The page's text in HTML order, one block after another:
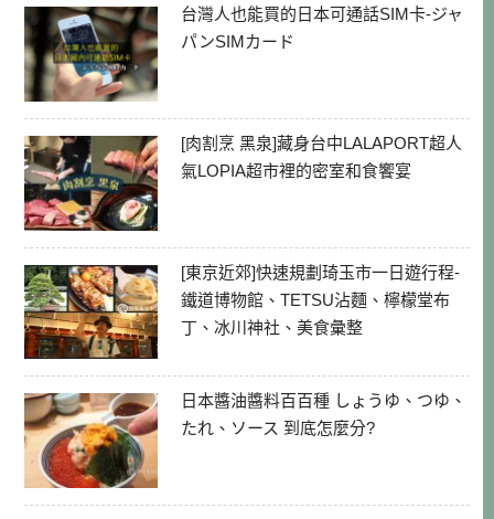
台灣人也能買的日本可通話SIM卡-ジャ
パンSIMカード
[肉割烹 黑泉]藏身台中LALAPORT超人
氣LOPIA超市裡的密室和食饗宴
[東京近郊]快速規劃琦玉市一日遊行程-
鐵道博物館、TETSU沾麵、檸檬堂布
丁、冰川神社、美食彙整
日本醬油醬料百百種 しょうゆ、つゆ、
たれ、ソース 到底怎麼分?